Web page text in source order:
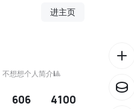
进主页
想想个人简介🎱
606 4100